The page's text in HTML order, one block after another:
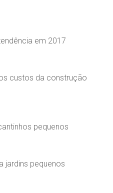
em 2017
custos da construção
pequenos
jardins pequenos